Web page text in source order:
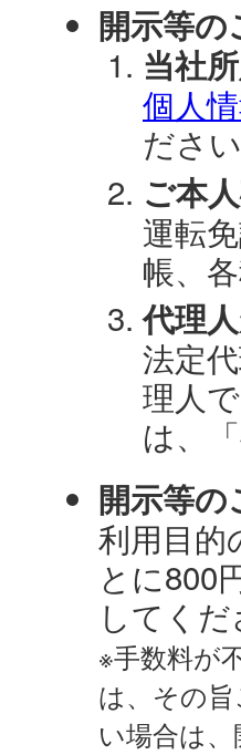
開示等の
当社
個人
ださい
ご本
運転
帳、
代理
法定
理人
は、
開示等の
利用目的
とに800
してくだ
※手数料が
は、その
い場合は